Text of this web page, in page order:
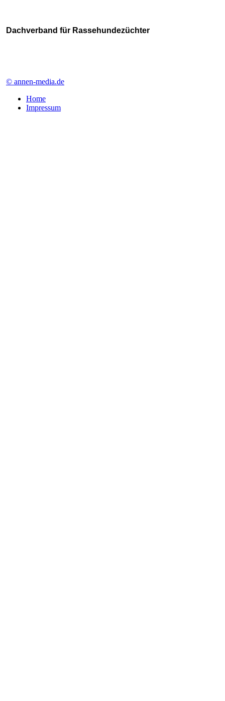
Dachverband für Rassehundezüchter
© annen-media.de
Home
Impressum